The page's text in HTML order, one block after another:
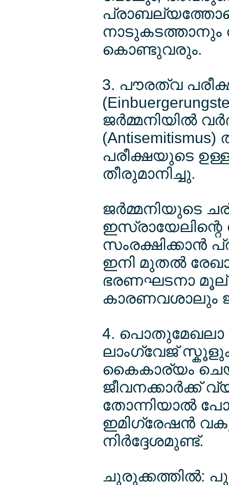
നാടുകടത്താനും
കൊണ്ടുവരും.
3. പൗരത്വ
ജര്‍മ്മനിയില്‍
പരീക്ഷയുടെ
തീരുമാനിച്ചു.
ജര്‍മ്മനിയുടെ
സംരക്ഷിക്കാന്‍
ഇനി മുതല്‍
ഭരണഘടനാ
കാരണവശാലും
4. പൊതുമേഖലാ
ലാംഗ്വേജ്
കൈകാര്യം
ജീവനക്കാര്‍ക്ക്
തോന്നിയാല്‍
ഇമിഗ്രേഷന്‍
നിര്‍ദ്ദേശമുണ്ട്.
ചുരുക്കത്തില്‍: